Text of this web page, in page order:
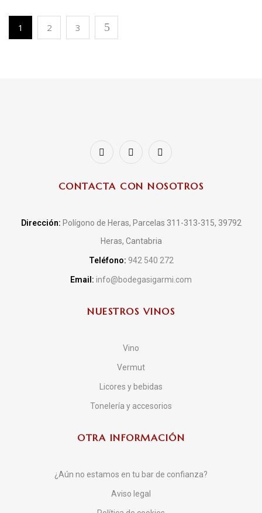
1 2 3
CONTACTA CON NOSOTROS
Dirección: Polígono de Heras, Parcelas 311-313-315, 39792
Heras, Cantabria
Teléfono: 942 540 272
Email: info@bodegasigarmi.com
NUESTROS VINOS
Vino
Vermut
Licores y bebidas
Tonelería y accesorios
OTRA INFORMACIÓN
¿Aún no estamos en tu bar de confianza?
Aviso legal